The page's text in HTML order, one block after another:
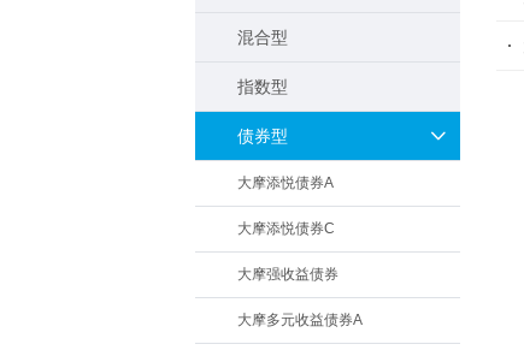
混合型
指数型
债券型
大摩添悦债券A
大摩添悦债券C
大摩强收益债券
大摩多元收益债券A